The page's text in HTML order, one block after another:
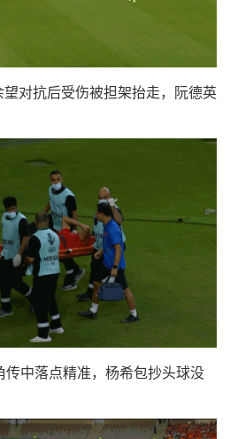
对抗后受伤被担架抬走，阮德英
中落点精准，杨希包抄头球没